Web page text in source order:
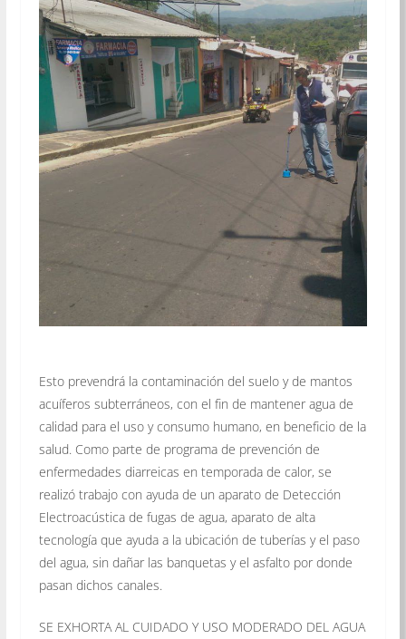
Esto prevendrá la contaminación del suelo y de mantos
acuíferos subterráneos, con el fin de mantener agua de
calidad para el uso y consumo humano, en beneficio de la
salud. Como parte de programa de prevención de
enfermedades diarreicas en temporada de calor, se
realizó trabajo con ayuda de un aparato de Detección
Electroacústica de fugas de agua, aparato de alta
tecnología que ayuda a la ubicación de tuberías y el paso
del agua, sin dañar las banquetas y el asfalto por donde
pasan dichos canales.
SE EXHORTA AL CUIDADO Y USO MODERADO DEL AGUA